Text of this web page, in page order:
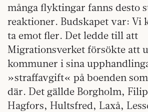
många flyktingar fanns desto
reaktioner. Budskapet var: Vi
ta emot fler. Det ledde till att
Migrationsverket försökte att
kommuner i sina
»straffavgift« på boenden
där. Det gällde Borgholm,
Hagfors, Hultsfred, Laxå,